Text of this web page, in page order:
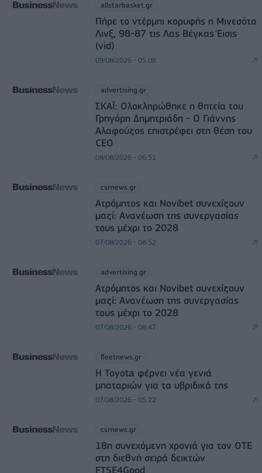
allstarbasket.gr
Πήρε το ντέρμπι κορυφής η Μινεσότα
Λινξ, 98-87 τις Λας Βέγκας Έισις
(vid)
09/08/2026 - 05:08
advertising.gr
ΣΚΑΪ: Ολοκληρώθηκε η θητεία του
Γρηγόρη Δημητριάδη - Ο Γιάννης
Αλαφούζος επιστρέφει στη θέση του
CEO
08/08/2026 - 06:51
csrnews.gr
Ατρόμητος και Novibet συνεχίζουν
μαζί: Ανανέωση της συνεργασίας
τους μέχρι το 2028
07/08/2026 - 08:52
advertising.gr
Ατρόμητος και Novibet συνεχίζουν
μαζί: Ανανέωση της συνεργασίας
τους μέχρι το 2028
07/08/2026 - 08:47
fleetnews.gr
Η Toyota φέρνει νέα γενιά
μπαταριών για τα υβριδικά της
07/08/2026 - 05:22
csrnews.gr
18η συνεχόμενη χρονιά για τον ΟΤΕ
στη διεθνή σειρά δεικτών
FTSE4Good